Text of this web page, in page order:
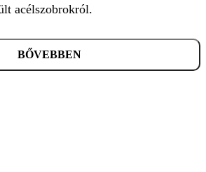
acélszobrokról.
BŐVEBBEN